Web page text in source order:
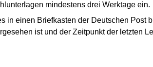
mindestens drei Werktage ein.
in einen Briefkasten der Deutschen Post
ist und der Zeitpunkt der letzten